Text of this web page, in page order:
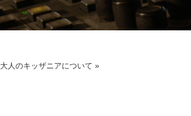
大人のキッザニアについて »